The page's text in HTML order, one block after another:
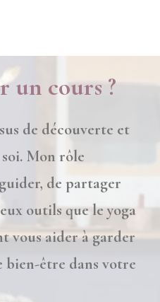
un cours ?
de découverte et
Mon rôle
de partager
outils que le yoga
vous aider à garder
bien-être dans votre